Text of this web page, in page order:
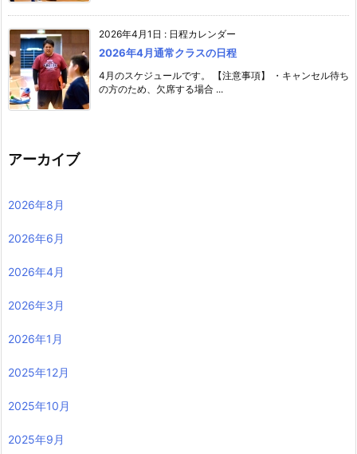
2026年4月1日 : 日程カレンダー
2026年4月通常クラスの日程
4月のスケジュールです。 【注意事項】 ・キャンセル待ち
の方のため、欠席する場合 ...
アーカイブ
2026年8月
2026年6月
2026年4月
2026年3月
2026年1月
2025年12月
2025年10月
2025年9月